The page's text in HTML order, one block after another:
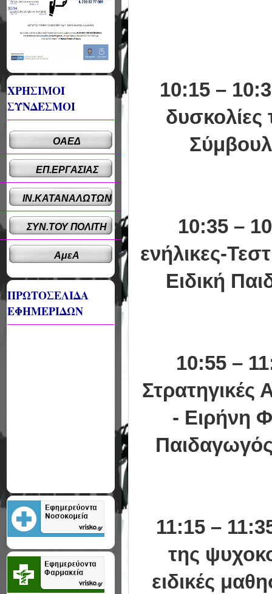
10:15 –
10:35 –
ενήλικες-
Ειδική
10:55 –
Στρατηγικές
- Ειρήνη
11:15 –
της
ειδικές
ΧΡΗΣΙΜΟΙ
ΣΥΝΔΕΣΜΟΙ
ΟΑΕΔ
ΕΠ.ΕΡΓΑΣΙΑΣ
ΙΝ.ΚΑΤΑΝΑΛΩΤΩΝ
ΣΥΝ.ΤΟΥ ΠΟΛΙΤΗ
ΑμεΑ
ΠΡΩΤΟΣΕΛΙΔΑ
ΕΦΗΜΕΡΙΔΩΝ